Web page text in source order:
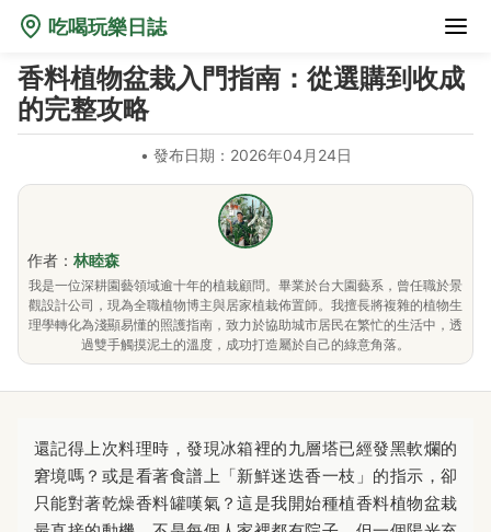
吃喝玩樂日誌
香料植物盆栽入門指南：從選購到收成
的完整攻略
• 發布日期：2026年04月24日
作者： 林睦森
我是一位深耕園藝領域逾十年的植栽顧問。畢業於台大園藝系，曾任職於景
觀設計公司，現為全職植物博主與居家植栽佈置師。我擅長將複雜的植物生
理學轉化為淺顯易懂的照護指南，致力於協助城市居民在繁忙的生活中，透
過雙手觸摸泥土的溫度，成功打造屬於自己的綠意角落。
還記得上次料理時，發現冰箱裡的九層塔已經發黑軟爛的
窘境嗎？或是看著食譜上「新鮮迷迭香一枝」的指示，卻
只能對著乾燥香料罐嘆氣？這是我開始種植香料植物盆栽